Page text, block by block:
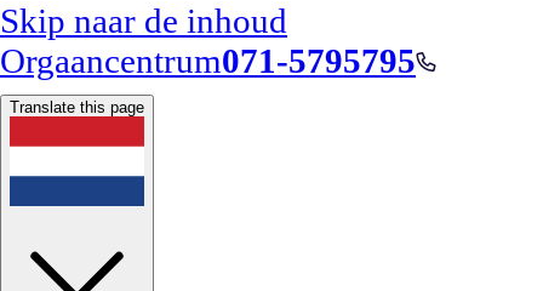
Skip naar de inhoud
Orgaancentrum071-5795795
Translate this page